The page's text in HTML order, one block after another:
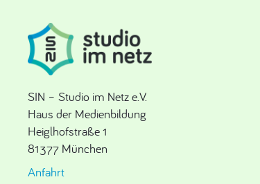
SIN – Studio im Netz e.V.
Haus der Medienbildung
Heiglhofstraße 1
81377 München
Anfahrt